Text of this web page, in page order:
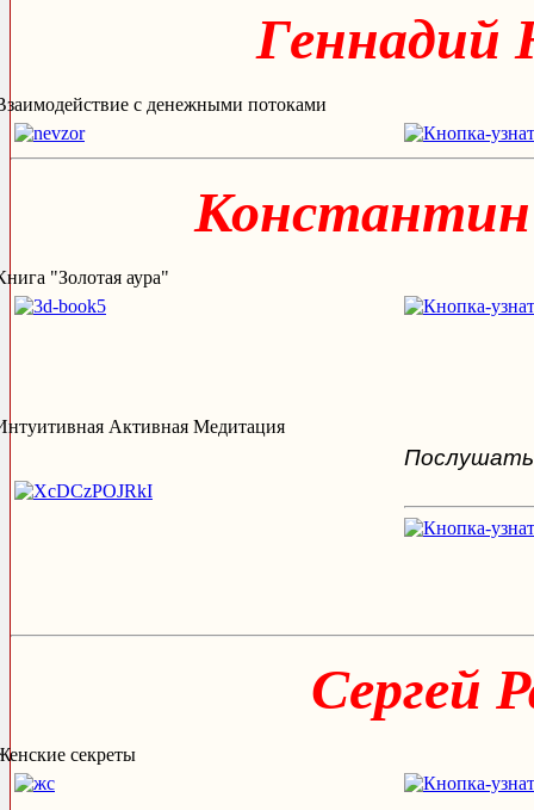
Геннадий
с денежными потоками
"Золотая аура"
Активная Медитация
Послушать
Сергей
секреты